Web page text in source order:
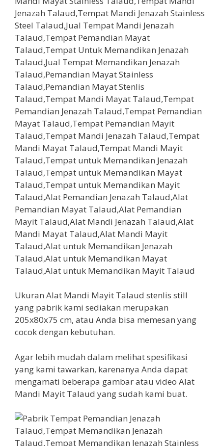
Ukuran Alat Mandi Mayit Talaud stenlis still
yang pabrik kami sediakan merupakan
205x80x75 cm, atau Anda bisa memesan yang
cocok dengan kebutuhan.
Agar lebih mudah dalam melihat spesifikasi
yang kami tawarkan, karenanya Anda dapat
mengamati beberapa gambar atau video Alat
Mandi Mayit Talaud yang sudah kami buat.